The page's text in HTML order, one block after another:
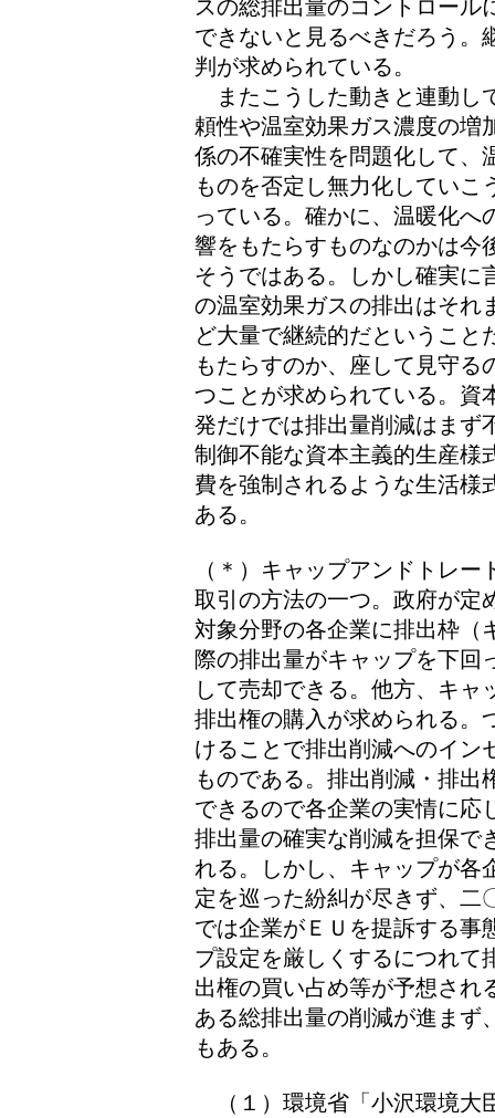
スの総排出量のコントロール
できないと見るべきだろう。
判が求められている。
またこうした動きと連動し
頼性や温室効果ガス濃度の増
係の不確実性を問題化して、
ものを否定し無力化していこ
っている。確かに、温暖化へ
響をもたらすものなのかは今
そうではある。しかし確実に
の温室効果ガスの排出はそれ
ど大量で継続的だということ
もたらすのか、座して見守る
つことが求められている。資
発だけでは排出量削減はまず
制御不能な資本主義的生産様
費を強制されるような生活様
ある。
（＊）キャップアンドトレ
取引の方法の一つ。政府が定
対象分野の各企業に排出枠（
際の排出量がキャップを下回
して売却できる。他方、キャ
排出権の購入が求められる。
けることで排出削減へのイン
ものである。排出削減・排出
できるので各企業の実情に応
排出量の確実な削減を担保で
れる。しかし、キャップが各
定を巡った紛糾が尽きず、二
では企業がＥＵを提訴する事
プ設定を厳しくするにつれて
出権の買い占め等が予想され
ある総排出量の削減が進まず
もある。
（１）環境省「小沢環境大